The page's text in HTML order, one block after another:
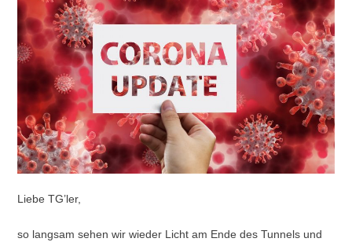
Liebe TG’ler,
so langsam sehen wir wieder Licht am Ende des Tunnels und